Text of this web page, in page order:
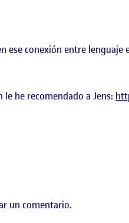
ese conexión entre
he recomendado a Jens:
un comentario.